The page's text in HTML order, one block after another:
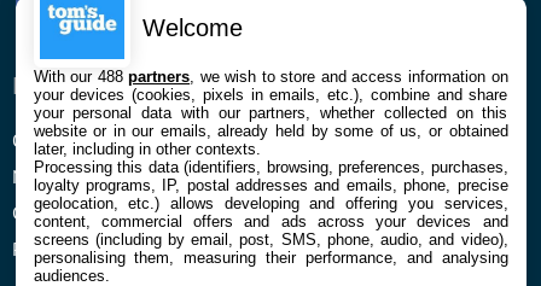
ENTREPRISE
Qui sommes nous
Mentions légales et CGU
Confidentialité et Cookies
Préférences cookies
À PROPOS
La rédaction
Contact
Welcome
With our 488partners , we wish to store and access information on
your devices (cookies, pixels in emails, etc.), combine and share
your personal data with our partners, whether collected on this
website or in our emails, already held by some of us, or obtained
later, including in other contexts.
Processing this data (identifiers, browsing, preferences, purchases,
loyalty programs, IP, postal addresses and emails, phone, precise
geolocation, etc.) allows developing and offering you services,
content, commercial offers and ads across your devices and
screens (including by email, post, SMS, phone, audio, and video),
personalising them, measuring their performance, and analysing
audiences.